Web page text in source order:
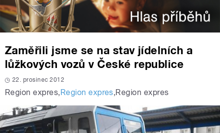
Zaměřili jsme se na stav jídelních a
lůžkových vozů v České republice
22. prosinec 2012
Region expres,Region expres,Region expres